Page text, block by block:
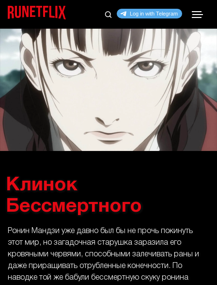
Клинок
Бессмертного
Ронин Мандзи уже давно был бы не прочь покинуть
этот мир, но загадочная старушка заразила его
кровяными червями, способными залечивать раны и
даже приращивать отрубленные конечности. По
наводке той же бабули бессмертную скуку ронина